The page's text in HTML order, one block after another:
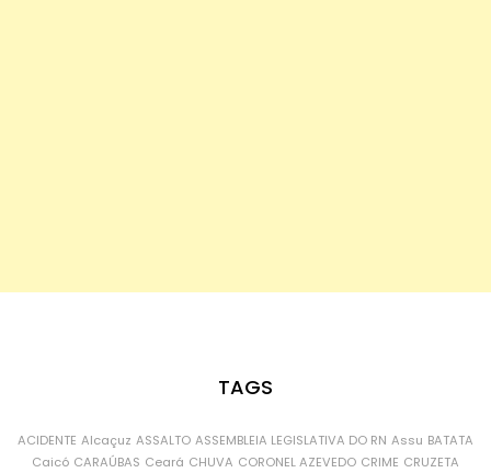
TAGS
ACIDENTE Alcaçuz ASSALTO ASSEMBLEIA LEGISLATIVA DO RN Assu BATATA
Caicó CARAÚBAS Ceará CHUVA CORONEL AZEVEDO CRIME CRUZETA